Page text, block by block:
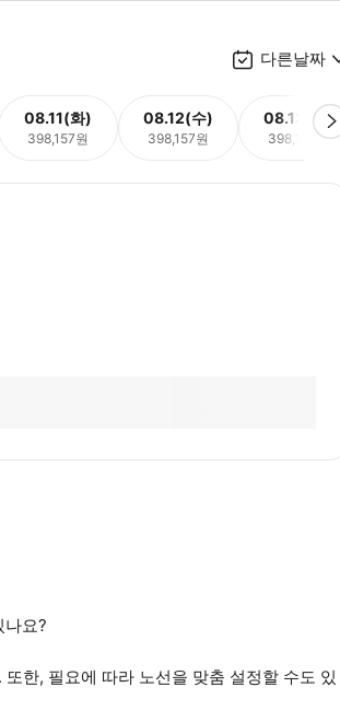
다른날짜
08.11(화)
398,157원
08.12(수)
398,157원
08.13(목)
398,157원
나요?
한, 필요에 따라 노선을 맞춤 설정할 수도 있